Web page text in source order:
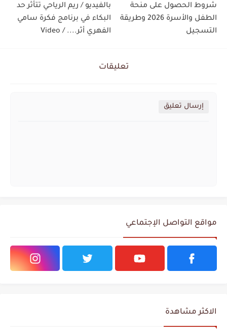
شروط الحصول على منحة
الطفل والأسرة 2026 وطريقة
التسجيل
بالفيديو / ريم الرياحي تتأثر حد
البكاء في برنامج فكرة سامي
الفهري أثر.... / Video
تعليقات
إرسال تعليق
مواقع التواصل الإجتماعي
الاكثر مشاهدة